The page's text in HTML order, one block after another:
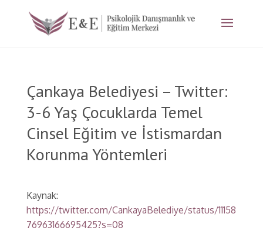
Çankaya Belediyesi – Twitter:
3-6 Yaş Çocuklarda Temel
Cinsel Eğitim ve İstismardan
Korunma Yöntemleri
Kaynak:
https://twitter.com/CankayaBelediye/status/11158
76963166695425?s=08